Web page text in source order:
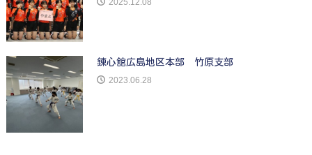
2025.12.08
錬心舘広島地区本部 竹原支部
2023.06.28